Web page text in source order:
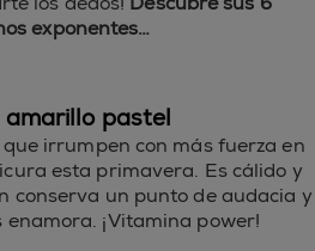
exponentes…
amarillo pastel
irrumpen con más fuerza en
esta primavera. Es cálido y
conserva un punto de audacia y
¡Vitamina power!